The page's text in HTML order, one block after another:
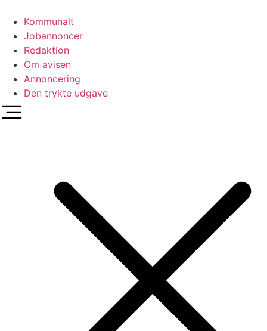
indhold
Kommunalt
Jobannoncer
Redaktion
Om avisen
Annoncering
Den trykte udgave